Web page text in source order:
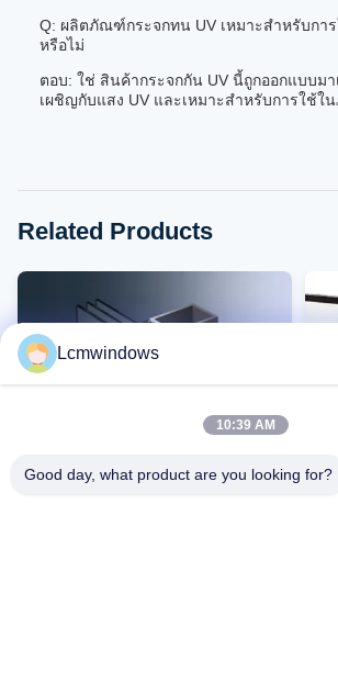
Q: ผลิตภัณฑ์กระจกทน UV เหมาะสําหรับกา
หรือไม่
ตอบ: ใช่ สินค้ากระจกกัน UV นี้ถูกออกแบบมา
เผชิญกับแสง UV และเหมาะสําหรับการใช้ใ
Related Products
Lcmwindows
10:39 AM
Good day, what product are you looking for?